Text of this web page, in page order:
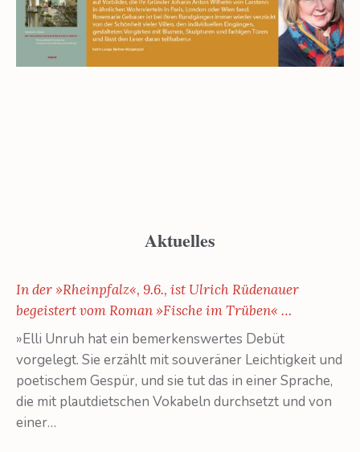
Aktuelles
In der »Rheinpfalz«, 9.6., ist Ulrich Rüdenauer
begeistert vom Roman »Fische im Trüben« …
»Elli Unruh hat ein bemerkenswertes Debüt
vorgelegt. Sie erzählt mit souveräner Leichtigkeit und
poetischem Gespür, und sie tut das in einer Sprache,
die mit plautdietschen Vokabeln durchsetzt und von
einer…